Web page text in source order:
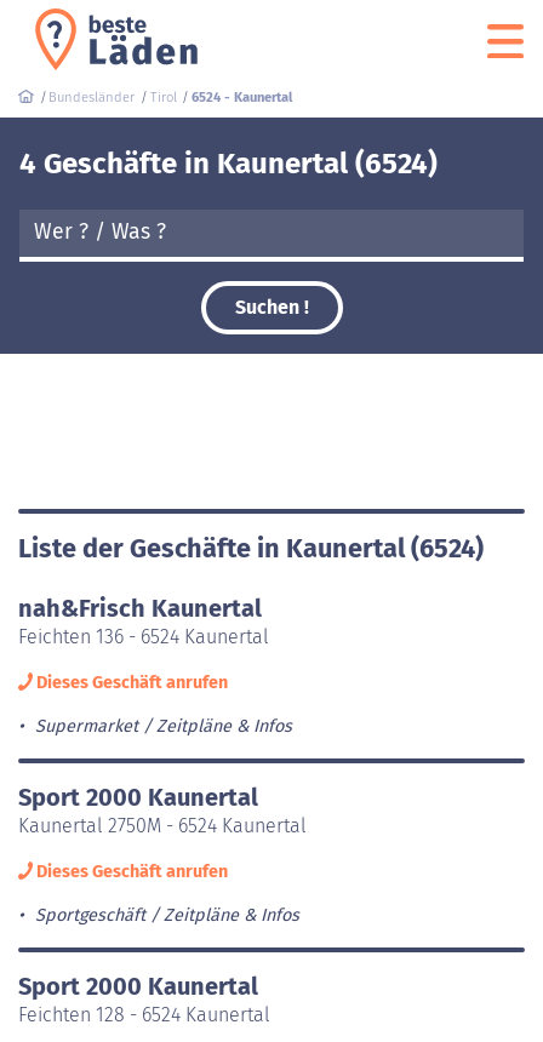
Bundesländer Tirol 6524 - Kaunertal
4 Geschäfte in Kaunertal (6524)
Suchen !
Liste der Geschäfte in Kaunertal (6524)
nah&Frisch Kaunertal
Feichten 136 - 6524 Kaunertal
Dieses Geschäft anrufen
Supermarket Zeitpläne & Infos
Sport 2000 Kaunertal
Kaunertal 2750M - 6524 Kaunertal
Dieses Geschäft anrufen
Sportgeschäft Zeitpläne & Infos
Sport 2000 Kaunertal
Feichten 128 - 6524 Kaunertal